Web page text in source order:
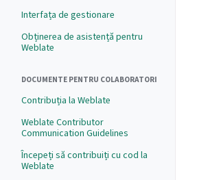
Interfața de gestionare
Obținerea de asistență pentru
Weblate
DOCUMENTE PENTRU COLABORATORI
Contribuția la Weblate
Weblate Contributor
Communication Guidelines
Începeți să contribuiți cu cod la
Weblate